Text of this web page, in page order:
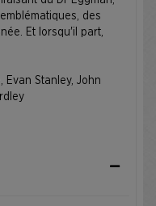
des
Et lorsqu'il part,
Evan Stanley, John